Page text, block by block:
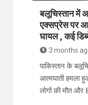
बलूचिस्तान में
एक्सप्रेस पर
घायल , कई
3 months
पाकिस्तान के
आत्मघाती हमला
लोगों की मौत और